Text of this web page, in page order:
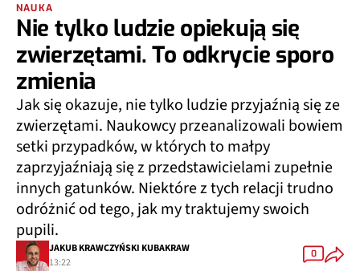
NAUKA
Nie tylko ludzie opiekują się
zwierzętami. To odkrycie sporo
zmienia
Jak się okazuje, nie tylko ludzie przyjaźnią się ze
zwierzętami. Naukowcy przeanalizowali bowiem
setki przypadków, w których to małpy
zaprzyjaźniają się z przedstawicielami zupełnie
innych gatunków. Niektóre z tych relacji trudno
odróżnić od tego, jak my traktujemy swoich
pupili.
JAKUB KRAWCZYŃSKI KUBAKRAW
13:22
0